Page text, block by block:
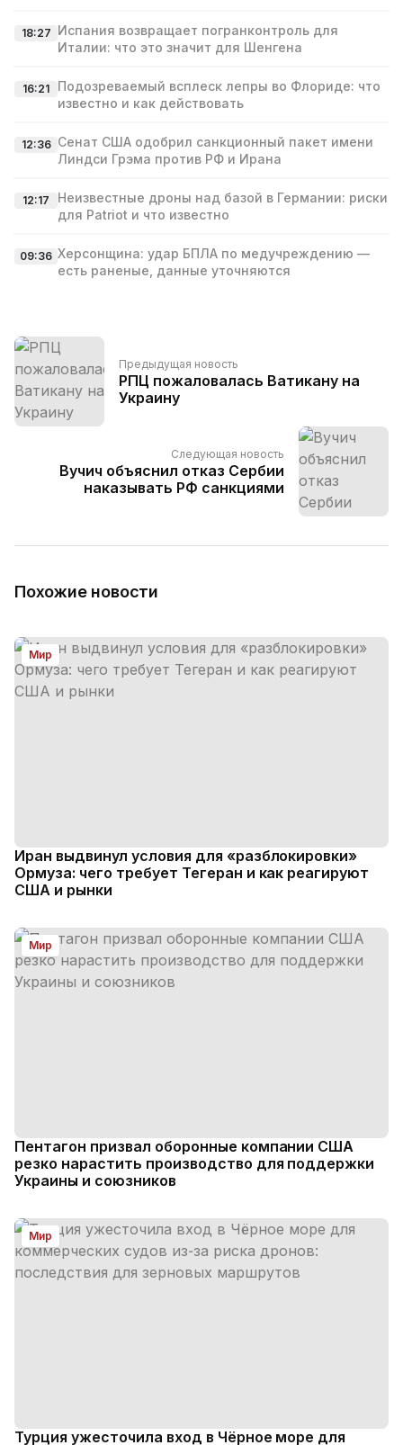
18:27 Испания возвращает погранконтроль для
Италии: что это значит для Шенгена
16:21
Подозреваемый всплеск лепры во Флориде: что
известно и как действовать
12:36 Сенат США одобрил санкционный пакет имени
Линдси Грэма против РФ и Ирана
12:17
Неизвестные дроны над базой в Германии: риски
для Patriot и что известно
09:36 Херсонщина: удар БПЛА по медучреждению —
есть раненые, данные уточняются
Предыдущая новость
РПЦ пожаловалась Ватикану на
Украину
Следующая новость
Вучич объяснил отказ Сербии
наказывать РФ санкциями
Похожие новости
Мир
Иран выдвинул условия для «разблокировки»
Ормуза: чего требует Тегеран и как реагируют
США и рынки
Мир
Пентагон призвал оборонные компании США
резко нарастить производство для поддержки
Украины и союзников
Мир
Турция ужесточила вход в Чёрное море для